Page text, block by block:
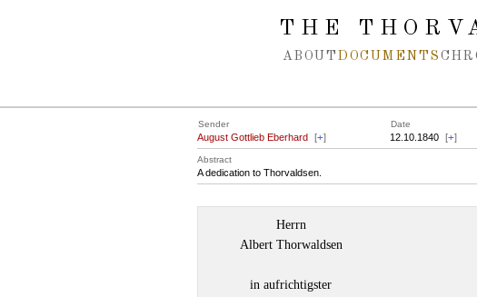
THE
ABOUT DOCUMENTS
Sender Date
August Gottlieb Eberhard [+] 12.10.1840 [+]
Abstract
A dedication to Thorvaldsen.
Herrn
Albert Thorwaldsen
in aufrichtigster